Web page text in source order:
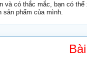
và có thắc mắc, bạn có
sản phẩm của mình.